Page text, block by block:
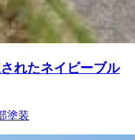
れたネイビーブル
塗装